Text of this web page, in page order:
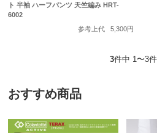
ト 半袖 ハーフパンツ 天竺編み HRT-
6002
参考上代
5,300円
3件中 1〜3件
おすすめ商品